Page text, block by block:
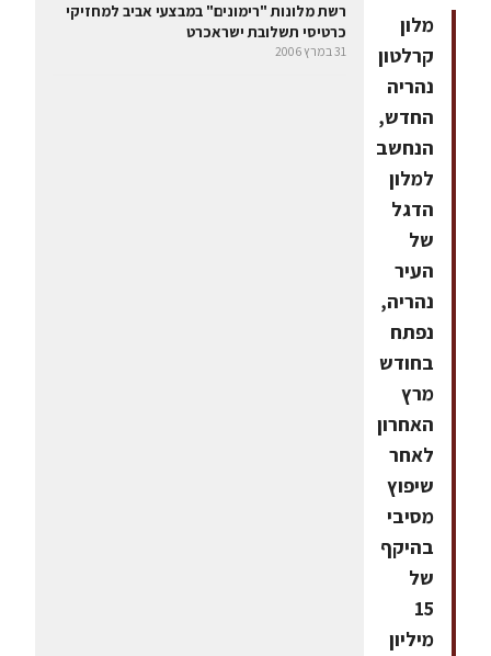
מלון
קרלטון
נהריה
החדש,
הנחשב
למלון
הדגל
של
העיר
נהריה,
נפתח
בחודש
מרץ
האחרון
לאחר
שיפוץ
מסיבי
בהיקף
של
15
מיליון
רשת מלונות "רימונים" במבצעי אביב למחזיקי
כרטיסי תשלובת ישראכרט
31 במרץ 2006